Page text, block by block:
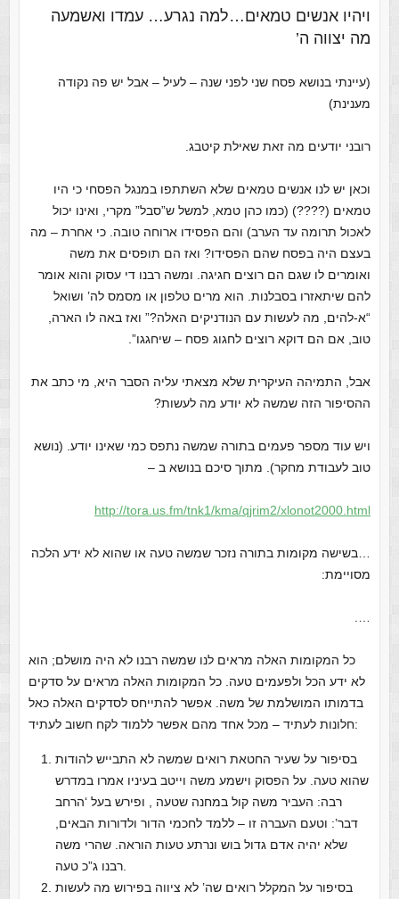
ויהיו אנשים טמאים…למה נגרע… עמדו ואשמעה
מה יצווה ה’
(עיינתי בנושא פסח שני לפני שנה – לעיל – אבל יש פה נקודה
מענינת)
רובני יודעים מה זאת שאילת קיטבג.
וכאן יש לנו אנשים טמאים שלא השתתפו במנגל הפסחי כי היו
טמאים (????) (כמו כהן טמא, למשל ש”סבל” מקרי, ואינו יכול
לאכול תרומה עד הערב) והם הפסידו ארוחה טובה. כי אחרת – מה
בעצם היה בפסח שהם הפסידו? ואז הם תופסים את משה
ואומרים לו שגם הם רוצים חגיגה. ומשה רבנו די עסוק והוא אומר
להם שיתאזרו בסבלנות. הוא מרים טלפון או מסמס לה’ ושואל
“א-להים, מה לעשות עם הנודניקים האלה?” ואז באה לו הארה,
טוב, אם הם דוקא רוצים לחגוג פסח – שיחגגו”.
אבל, התמיהה העיקרית שלא מצאתי עליה הסבר היא, מי כתב את
ההסיפור הזה שמשה לא יודע מה לעשות?
ויש עוד מספר פעמים בתורה שמשה נתפס כמי שאינו יודע. (נושא
טוב לעבודת מחקר). מתוך סיכם בנושא ב –
http://tora.us.fm/tnk1/kma/qjrim2/xlonot2000.html
…בשישה מקומות בתורה נזכר שמשה טעה או שהוא לא ידע הלכה
מסויימת:
כל המקומות האלה מראים לנו שמשה רבנו לא היה מושלם; הוא
לא ידע הכל ולפעמים טעה. כל המקומות האלה מראים על סדקים
בדמותו המושלמת של משה. אפשר להתייחס לסדקים האלה כאל
חלונות לעתיד – מכל אחד מהם אפשר ללמוד לקח חשוב לעתיד:
בסיפור על שעיר החטאת רואים שמשה לא התבייש להודות
שהוא טעה. על הפסוק וישמע משה וייטב בעיניו אמרו במדרש
רבה: העביר משה קול במחנה שטעה
, ופירש בעל ‘הרחב
דבר’: וטעם העברה זו – ללמד לחכמי הדור ולדורות הבאים,
שלא יהיה אדם גדול בוש ונרתע טעות הוראה. שהרי משה
רבנו ג”כ טעה.
בסיפור על המקלל רואים שה’ לא ציווה בפירוש מה לעשות